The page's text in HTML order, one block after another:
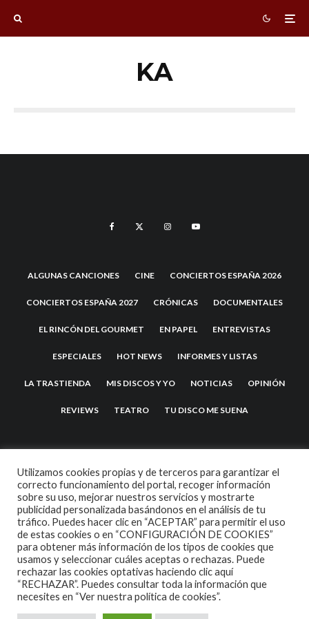
KA
ALGUNAS CANCIONES CINE CONCIERTOS ESPAÑA 2026
CONCIERTOS ESPAÑA 2027 CRÓNICAS DOCUMENTALES
EL RINCÓN DEL GOURMET EN PAPEL ENTREVISTAS
ESPECIALES HOT NEWS INFORMES Y LISTAS
LA TRASTIENDA MIS DISCOS Y YO NOTICIAS OPINIÓN
REVIEWS TEATRO TU DISCO ME SUENA
2007 COPYRIGHT -CODETIPITHEME
Utilizamos cookies propias y de terceros para garantizar el
correcto funcionamiento del portal, recoger información
sobre su uso, mejorar nuestros servicios y mostrarte
publicidad personalizada basándonos en el análisis de tu
tráfico. Puedes hacer clic en “ACEPTAR” para permitir el uso
de estas cookies o en “CONFIGURACIÓN DE COOKIES”
para obtener más información de los tipos de cookies que
usamos y seleccionar cuáles aceptas o rechazas. Puede
rechazar las cookies optativas haciendo clic aquí
“RECHAZAR”. Puedes consultar toda la información que
necesites en “Ver nuestra política de cookies”.